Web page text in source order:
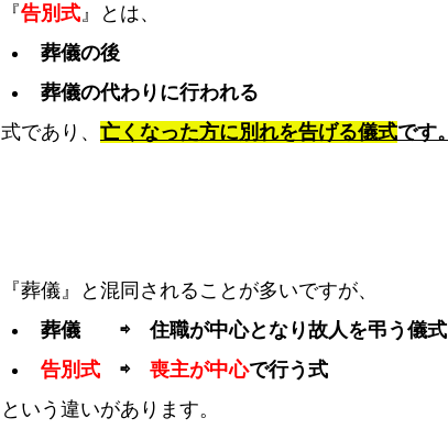
『告別式 』とは、
葬儀の後
葬儀の代わりに行われる
式であり、 亡くなった方に別れを告げる儀式です。
『葬儀』と混同されることが多いですが、
葬儀　　⇨　住職が中心となり故人を弔う儀式
告別式 ⇨ 喪主が中心で行う式
という違いがあります。